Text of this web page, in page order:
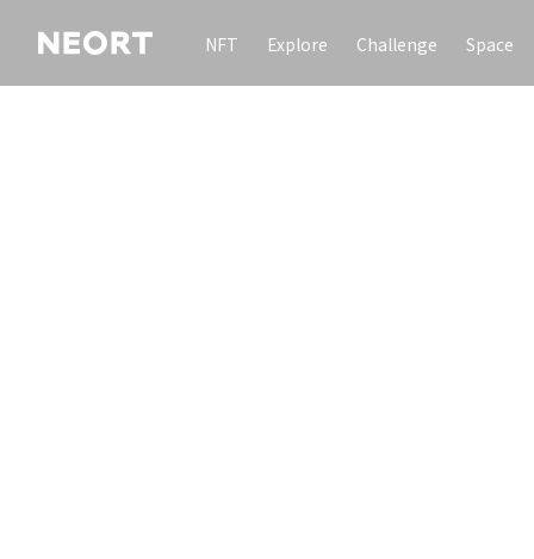
NFT Explore Challenge Space